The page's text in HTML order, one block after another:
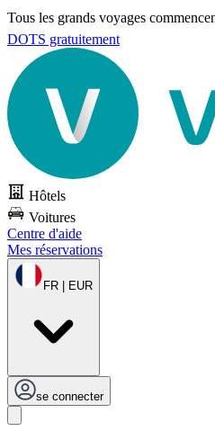
Tous les grands voyages
DOTS gratuitement
Hôtels
Voitures
Centre d'aide
Mes réservations
FR | EUR
se connecter